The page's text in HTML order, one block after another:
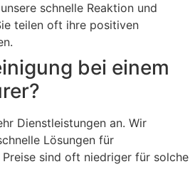
schnelle Reaktion und
teilen oft ihre positiven
bei einem
Dienstleistungen an. Wir
Lösungen für
sind oft niedriger für solche